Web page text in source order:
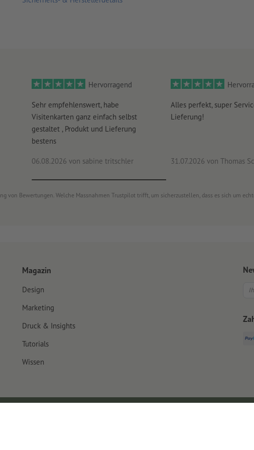
Hervorragend
Sehr empfehlenswert, habe
Visitenkarten ganz einfach selbst
gestaltet , Produkt und Lieferung
bestens
06.08.2026 von sabine tritschler
Alles perfekt, super
Lieferung!
31.07.2026 von Thomas
von Bewertungen. Welche Massnahmen Trustpilot trifft, um sicherzustellen, dass es sich um
Magazin
Design
Marketing
Druck & Insights
Tutorials
Wissen